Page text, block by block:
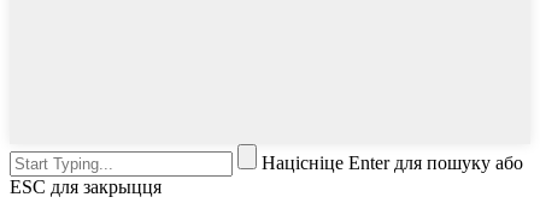
Націсніце Enter для пошуку або
ESC для закрыцця